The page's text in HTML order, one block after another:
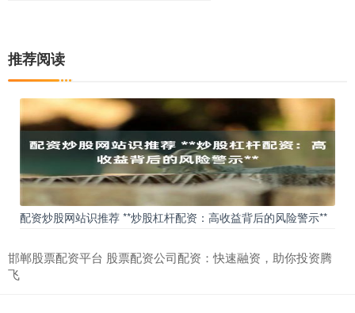
推荐阅读
配资炒股网站识推荐 **炒股杠杆配资：高收益背后的风险警示**
邯郸股票配资平台 股票配资公司配资：快速融资，助你投资腾
飞